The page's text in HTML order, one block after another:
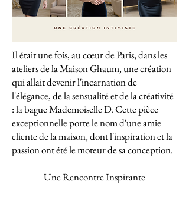
Il était une fois, au cœur de Paris, dans les
ateliers de la Maison Ghaum, une création
qui allait devenir l'incarnation de
l'élégance, de la sensualité et de la créativité
: la bague Mademoiselle D. Cette pièce
exceptionnelle porte le nom d'une amie
cliente de la maison, dont l'inspiration et la
passion ont été le moteur de sa conception.
Une Rencontre Inspirante